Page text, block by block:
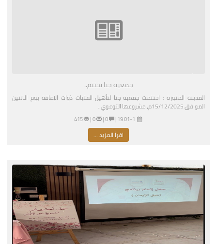
جمعية جنا تختتم..
المدينة المنورة : اختتمت جمعية جنا لتأهيل الفتيات ذوات الإعاقة يوم الاثنين
الموافق 15/12/2025م، مشروعها التوعوي..
01-11-2026 03:19 مساءً |
0 |
0 |
415
اقرأ المزيد ...